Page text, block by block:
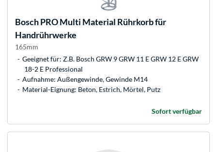
BoschPRO Multi Material Rührkorb für
Handrührwerke
165mm
Geeignet für: Z.B. Bosch GRW 9 GRW 11 E GRW 12 E GRW
18-2 E Professional
Aufnahme: Außengewinde, Gewinde M14
Material-Eignung: Beton, Estrich, Mörtel, Putz
Sofort verfügbar